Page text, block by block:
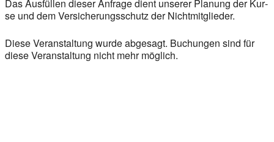
Das Aus­fül­len die­ser Anfra­ge dient unse­rer Pla­nung der Kur­
se und dem Ver­si­che­rungs­schutz der Nicht­mit­glie­der.
Die­se Ver­an­stal­tung wur­de abge­sagt. Buchun­gen sind für
die­se Ver­an­stal­tung nicht mehr mög­lich.